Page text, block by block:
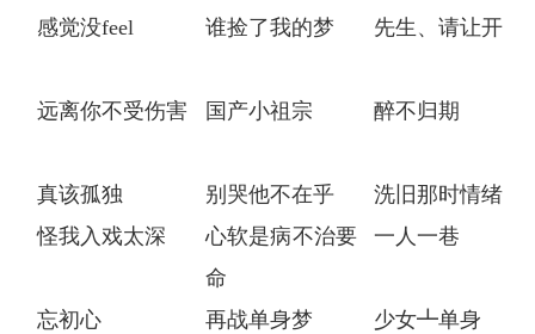
感觉没feel
谁捡了我的梦 先生、请让开
远离你不受伤害 国产小祖宗 醉不归期
真该孤独 别哭他不在乎
洗旧那时情绪
怪我入戏太深
心软是病不治要
命
一人一巷
忘初心 再战单身梦
少女┻单身